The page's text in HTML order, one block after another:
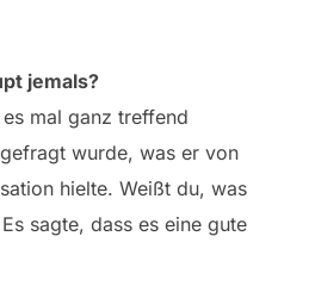
jemals?
mal ganz treffend
wurde, was er von
hielte. Weißt du, was
sagte, dass es eine gute